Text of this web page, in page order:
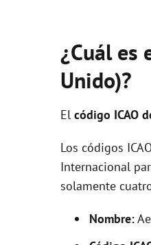
¿Cuál es
Unido)?
El código ICAO
Los códigos
Internacional
solamente
Nombre: